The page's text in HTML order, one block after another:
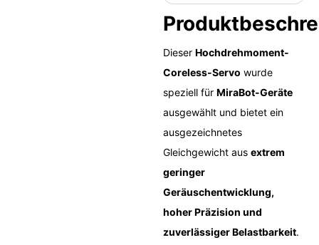
Dieser Hochdrehmoment-
Coreless-Servo wurde
speziell für MiraBot-Geräte
ausgewählt und bietet ein
ausgezeichnetes
Gleichgewicht aus extrem
geringer
Geräuschentwicklung,
hoher Präzision und
zuverlässiger Belastbarkeit.